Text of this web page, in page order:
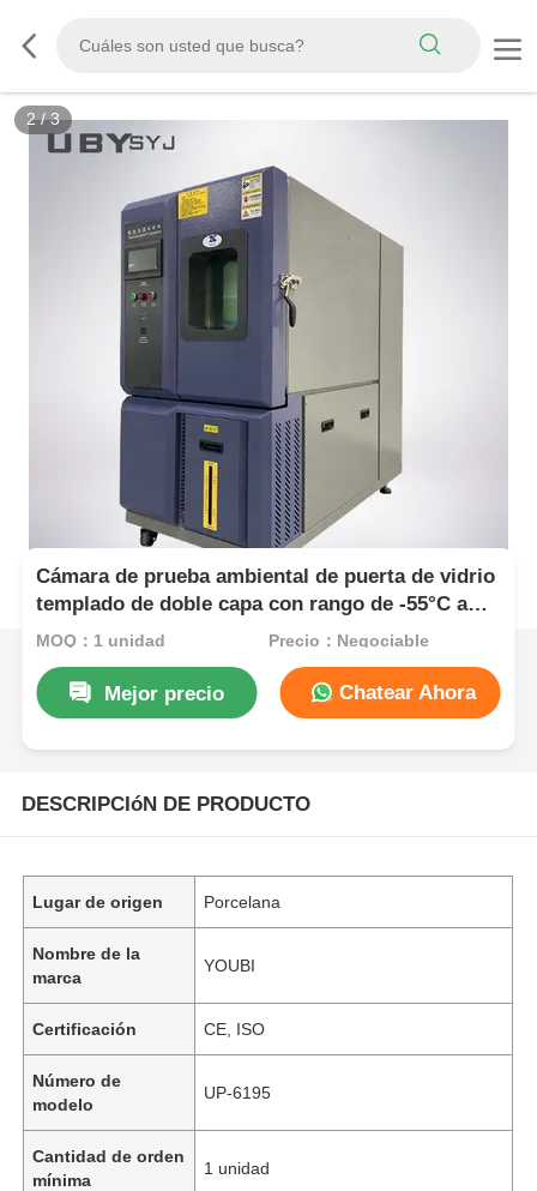
2/3
Cámara de prueba ambiental de puerta de vidrio
templado de doble capa con rango de -55°C a
+150°C y constancia de humedad de ±2.5%R.H
MOQ：1 unidad Precio：Negociable
Mejor precio Chatear Ahora
DESCRIPCIóN DE PRODUCTO
Lugar de origen Porcelana
Nombre de la
marca
YOUBI
Certificación CE, ISO
Número de
modelo
UP-6195
Cantidad de orden
mínima
1 unidad